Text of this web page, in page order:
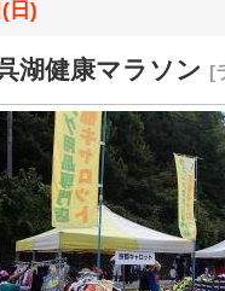
日)
湖健康マラソン [